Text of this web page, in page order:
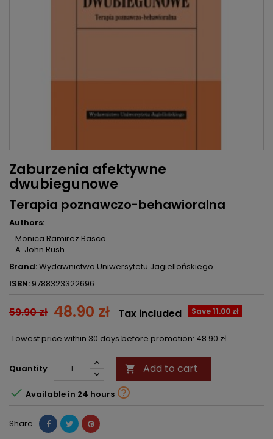
Zaburzenia afektywne
dwubiegunowe
Terapia poznawczo-behawioralna
Authors:
Monica Ramirez Basco
A. John Rush
Brand:Wydawnictwo Uniwersytetu Jagiellońskiego
ISBN: 9788323322696
59.90 zł 48.90 zł Save 11.00 zł
Tax included
Lowest price within 30 days before promotion: 48.90 zł
Quantity  Add to cart
 Available in 24 hours 
Share